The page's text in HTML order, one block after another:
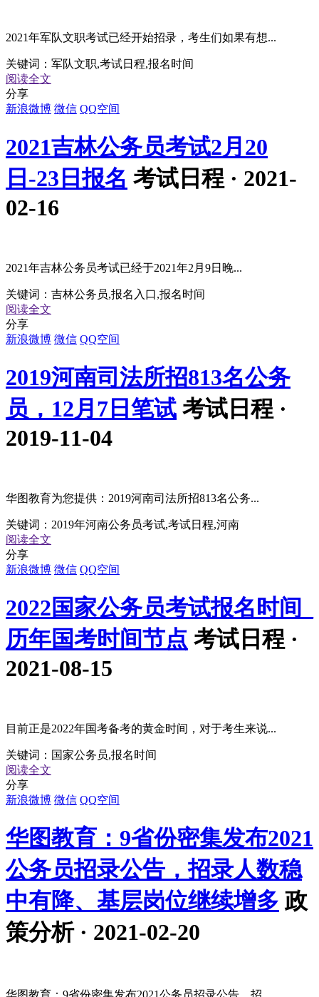
2021年军队文职考试已经开始招录，考生们如果有想...
关键词： 军队文职,考试日程,报名时间
阅读全文
分享
新浪微博 微信 QQ空间
2021吉林公务员考试2月20
日-23日报名 考试日程 · 2021-
02-16
2021年吉林公务员考试已经于2021年2月9日晚...
关键词： 吉林公务员,报名入口,报名时间
阅读全文
分享
新浪微博 微信 QQ空间
2019河南司法所招813名公务
员，12月7日笔试 考试日程 ·
2019-11-04
华图教育为您提供：2019河南司法所招813名公务...
关键词： 2019年河南公务员考试,考试日程,河南
阅读全文
分享
新浪微博 微信 QQ空间
2022国家公务员考试报名时间_
历年国考时间节点 考试日程 ·
2021-08-15
目前正是2022年国考备考的黄金时间，对于考生来说...
关键词： 国家公务员,报名时间
阅读全文
分享
新浪微博 微信 QQ空间
华图教育：9省份密集发布2021
公务员招录公告，招录人数稳
中有降、基层岗位继续增多 政
策分析 · 2021-02-20